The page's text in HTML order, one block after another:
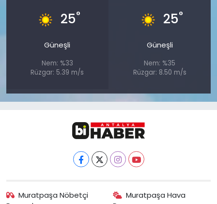
25°
Güneşli
Nem: %33
Rüzgar: 5.39 m/s
25°
Güneşli
Nem: %35
Rüzgar: 8.50 m/s
Muratpaşa Nöbetçi
Muratpaşa Hava